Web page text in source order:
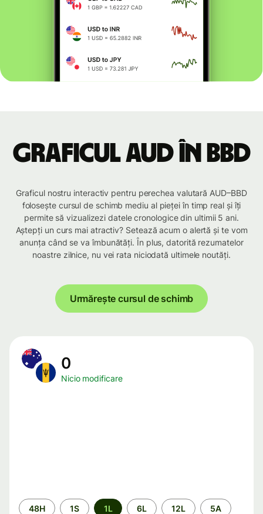
Graficul AUD în BBD
Graficul nostru interactiv pentru perechea valutară AUD–BBD
folosește cursul de schimb mediu al pieței în timp real și îți
permite să vizualizezi datele cronologice din ultimii 5 ani.
Aștepți un curs mai atractiv? Setează acum o alertă și te vom
anunța când se va îmbunătăți. În plus, datorită rezumatelor
noastre zilnice, nu vei rata niciodată ultimele noutăți.
Urmărește cursul de schimb
0
Nicio modificare
Perioada
48H 1S 1L 6L 12L 5A